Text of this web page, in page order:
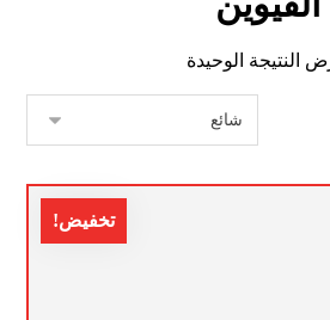
النتيجة الوحيدة
تخفيض!